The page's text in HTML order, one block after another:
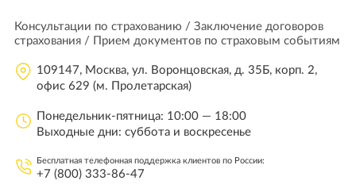
Консультации по страхованию / Заключение договоров
страхования / Прием документов по страховым событиям
109147, Москва, ул. Воронцовская, д. 35Б, корп. 2,
офис 629 (м. Пролетарская)
Понедельник-пятница: 10:00 — 18:00
Выходные дни: суббота и воскресенье
Бесплатная телефонная поддержка клиентов по России:
+7 (800) 333-86-47